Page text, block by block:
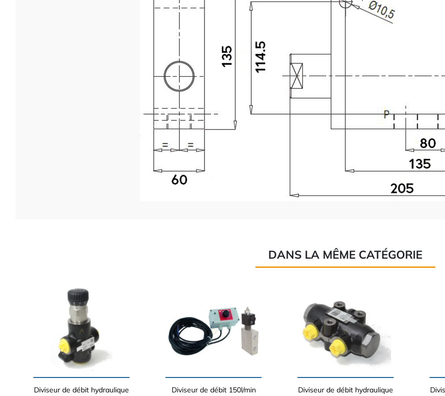
DANS LA MÊME CATÉGORIE
Diviseur de débit hydraulique
Diviseur de débit 150l/min
Diviseur de débit hydraulique